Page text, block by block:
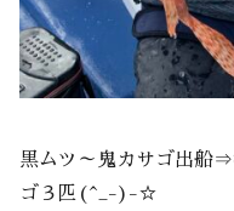
黒ムツ～鬼カサゴ出船
ゴ３匹(^_-)-☆